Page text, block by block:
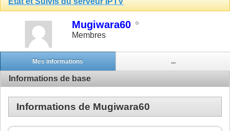
Mugiwara60
Membres
Mes informations ...
Informations de base
Informations de Mugiwara60